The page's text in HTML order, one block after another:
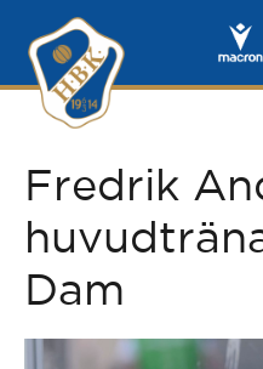
Fredrik
Dam